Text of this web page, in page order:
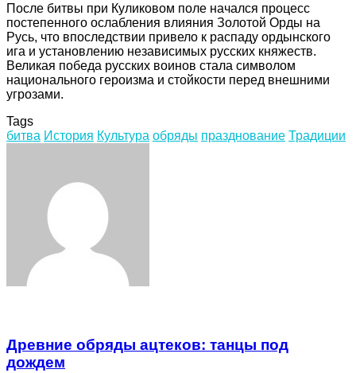
После битвы при Куликовом поле начался процесс
постепенного ослабления влияния Золотой Орды на
Русь, что впоследствии привело к распаду ордынского
ига и установлению независимых русских княжеств.
Великая победа русских воинов стала символом
национального героизма и стойкости перед внешними
угрозами.
Tags
битва История Культура обряды празднование Традиции
Древние обряды ацтеков: танцы под
дождем